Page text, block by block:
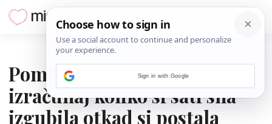
Pomoću ovog kalkulatora
izračunaj koliko si sati sna
izgubila otkad si postala
Sign in with Google